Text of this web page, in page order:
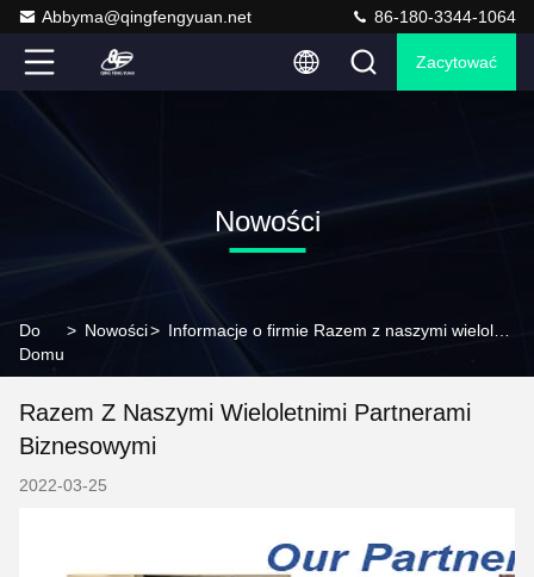
Abbyma@qingfengyuan.net 86-180-3344-1064
Zacytować
Nowości
Do
Domu
> Nowości>
Razem Z Naszymi Wieloletnimi Partnerami
Biznesowymi
2022-03-25